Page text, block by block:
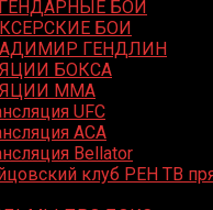
БОИ
БОИ
ГЕНДЛИН
БОКСА
MMA
UFC
ACA
Bellator
клуб РЕН ТВ